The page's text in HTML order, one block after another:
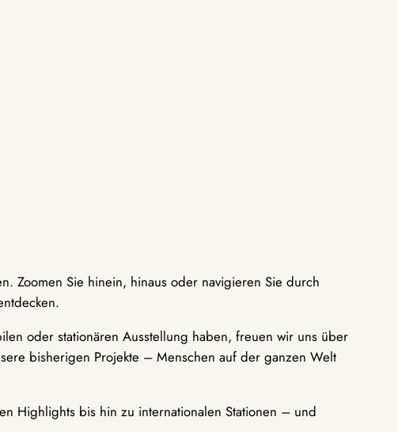
Zoomen Sie hinein, hinaus oder navigieren Sie durch
oder stationären Ausstellung haben, freuen wir uns über
bisherigen Projekte – Menschen auf der ganzen Welt
Highlights bis hin zu internationalen Stationen – und